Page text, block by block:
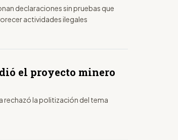
declaraciones sin pruebas que
actividades ilegales
el proyecto minero
rechazó la politización del tema